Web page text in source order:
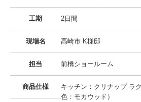
工期 2日間
現場名 高崎市 K様邸
担当 前橋ショールーム
商品仕様
キッチン：クリナップ ラ
色：モカウッド）